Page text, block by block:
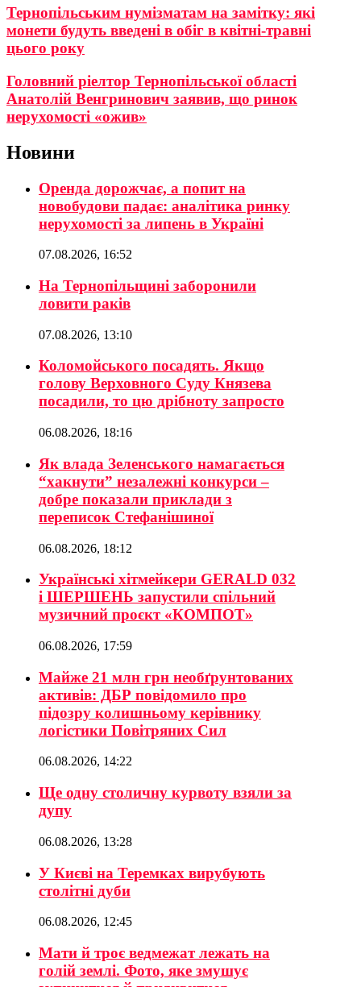
Тернопільським нумізматам на замітку: які
монети будуть введені в обіг в квітні-травні
цього року
Головний ріелтор Тернопільської області
Анатолій Венгринович заявив, що ринок
нерухомості «ожив»
Новини
Оренда дорожчає, а попит на
новобудови падає: аналітика ринку
нерухомості за липень в Україні
07.08.2026, 16:52
На Тернопільщині заборонили
ловити раків
07.08.2026, 13:10
Коломойського посадять. Якщо
голову Верховного Суду Князева
посадили, то цю дрібноту запросто
06.08.2026, 18:16
Як влада Зеленського намагається
“хакнути” незалежні конкурси –
добре показали приклади з
переписок Стефанішиної
06.08.2026, 18:12
Українські хітмейкери GERALD 032
і ШЕРШЕНЬ запустили спільний
музичний проєкт «КОМПОТ»
06.08.2026, 17:59
Майже 21 млн грн необґрунтованих
активів: ДБР повідомило про
підозру колишньому керівнику
логістики Повітряних Сил
06.08.2026, 14:22
Ще одну столичну курвоту взяли за
дупу
06.08.2026, 13:28
У Києві на Теремках вирубують
столітні дуби
06.08.2026, 12:45
Мати й троє ведмежат лежать на
голій землі. Фото, яке змушує